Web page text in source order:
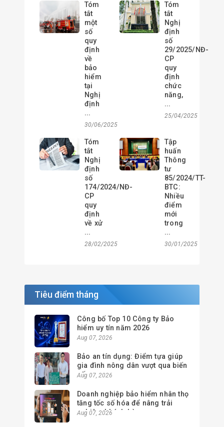
Tóm
tắt
một
số
quy
định
về
bảo
hiểm
tại
Nghị
định
...
30/06/2025
Tóm
tắt
Nghị
định
số
29/2025/NĐ-
CP
quy
định
chức
năng,
...
25/04/2025
Tóm
tắt
Nghị
định
số
174/2024/NĐ-
CP
quy
định
về xử
...
28/02/2025
Tập
huấn
Thông
tư
85/2024/TT-
BTC:
Nhiều
điểm
mới
trong
...
30/01/2025
Tiêu điểm tháng
Công bố Top 10 Công ty Bảo
hiểm uy tín năm 2026
Aug 07, 2026
Bảo an tín dụng: Điểm tựa giúp
gia đình nông dân vượt qua biến
cố
Aug 07, 2026
Doanh nghiệp bảo hiểm nhân thọ
tăng tốc số hóa để nâng trải
nghiệm khách hàng
Aug 07, 2026